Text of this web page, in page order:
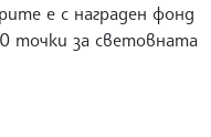
е с награден фонд
точки за световната